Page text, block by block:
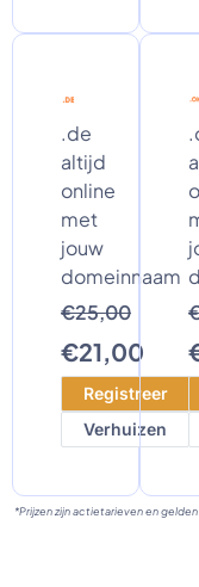
.de
altijd
online
met
jouw
domeinnaam
€25,00
€21,00
Registreer
Verhuizen
*Prijzen zijn actietarieven en